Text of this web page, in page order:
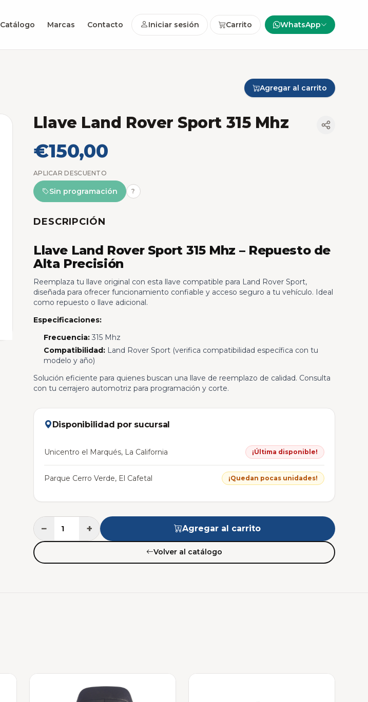
Catálogo Marcas Contacto Iniciar sesión Carrito WhatsApp
Agregar al carrito
Llave Land Rover Sport 315 Mhz
€150,00
APLICAR DESCUENTO
Sin programación ?
DESCRIPCIÓN
Llave Land Rover Sport 315 Mhz – Repuesto de
Alta Precisión
Reemplaza tu llave original con esta llave compatible para Land Rover Sport,
diseñada para ofrecer funcionamiento confiable y acceso seguro a tu vehículo. Ideal
como repuesto o llave adicional.
Especificaciones:
Frecuencia:315 Mhz
Compatibilidad:Land Rover Sport (verifica compatibilidad específica con tu
modelo y año)
Solución eficiente para quienes buscan una llave de reemplazo de calidad. Consulta
con tu cerrajero automotriz para programación y corte.
Disponibilidad por sucursal
Unicentro el Marqués, La California ¡Última disponible!
Parque Cerro Verde, El Cafetal ¡Quedan pocas unidades!
− + Agregar al carrito
Volver al catálogo